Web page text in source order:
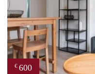
€ 600